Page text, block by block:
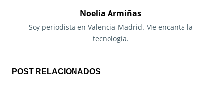
i
Noelia Armiñas
Soy periodista en Valencia-Madrid. Me encanta la
tecnología.
POST RELACIONADOS